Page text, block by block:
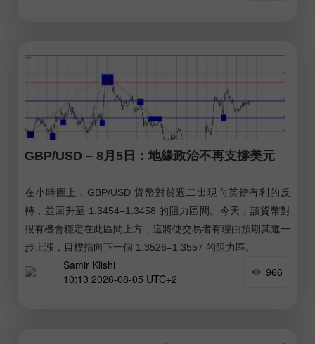
GBP/USD – 8月5日：地緣政治不再支撐美元
在小時圖上，GBP/USD 貨幣對於週二出現向英鎊有利的反
轉，並回升至 1.3454–1.3458 的阻力區間。今天，該貨幣對
很有機會穩定在此區間上方，這將使交易者有理由預期其進一
步上漲，目標指向下一個 1.3526–1.3557 的阻力區。
Samir Klishi
10:13 2026-08-05 UTC+2
966